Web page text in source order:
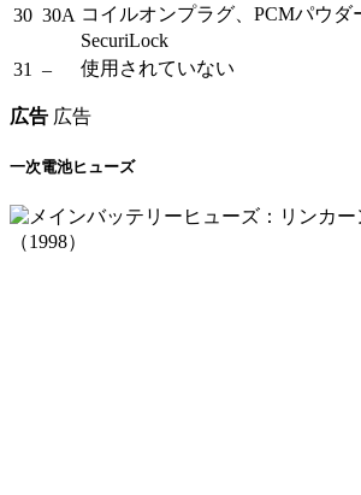
30 30A コイルオンプラグ、PCMパウダ
SecuriLock
31
– 使用されていない
広告 広告
一次電池ヒューズ